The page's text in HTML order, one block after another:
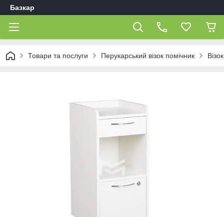
Базкар
Товари та послуги Перукарський візок помічник